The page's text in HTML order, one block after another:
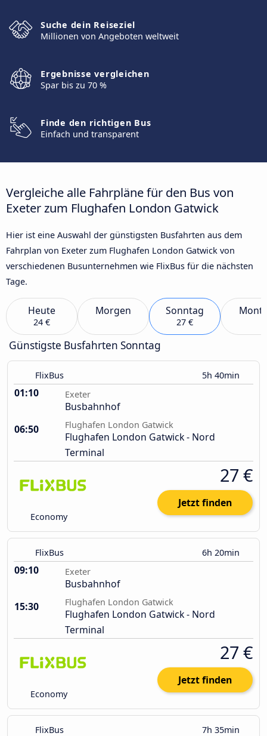
Suche dein Reiseziel
Millionen von Angeboten weltweit
Ergebnisse vergleichen
Spar bis zu 70 %
Finde den richtigen Bus
Einfach und transparent
Vergleiche alle Fahrpläne für den Bus von
Exeter zum Flughafen London Gatwick
Hier ist eine Auswahl der günstigsten Busfahrten aus dem
Fahrplan von Exeter zum Flughafen London Gatwick von
verschiedenen Busunternehmen wie FlixBus für die nächsten
Tage.
Heute
24 €
Morgen Sonntag
27 €
Günstigste Busfahrten Sonntag
FlixBus 5h 40min
01:10 Exeter
Busbahnhof
06:50
Flughafen London Gatwick
Flughafen London Gatwick - Nord
Terminal
Economy
27 €
Jetzt finden
FlixBus 6h 20min
09:10 Exeter
Busbahnhof
15:30
Flughafen London Gatwick
Flughafen London Gatwick - Nord
Terminal
Economy
27 €
Jetzt finden
FlixBus 7h 35min